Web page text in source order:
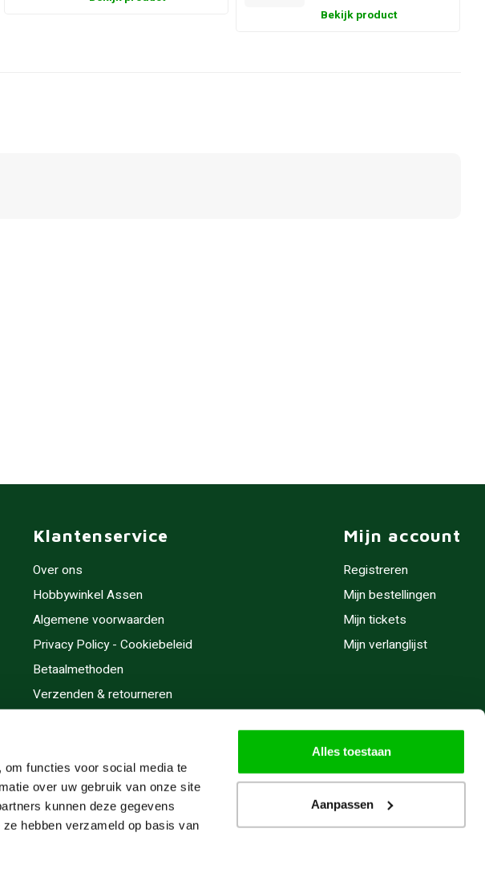
functies voor social media te
over uw gebruik van onze site
kunnen deze gegevens
hebben verzameld op basis van
Alles toestaan
Aanpassen
Bekijk product
Klantenservice
Over ons
Hobbywinkel Assen
Algemene voorwaarden
Privacy Policy - Cookiebeleid
Betaalmethoden
Verzenden & retourneren
Cadeaubonnen
Inlijsten
Servicegebieden
Mijn account
Registreren
Mijn bestellingen
Mijn tickets
Mijn verlanglijst